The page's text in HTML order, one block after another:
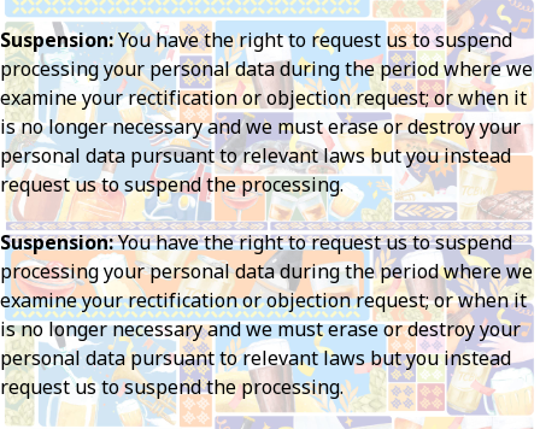
Suspension:You have the right to request us to suspend
processing your personal data during the period where we
examine your rectification or objection request; or when it
is no longer necessary and we must erase or destroy your
personal data pursuant to relevant laws but you instead
request us to suspend the processing.
Suspension:You have the right to request us to suspend
processing your personal data during the period where we
examine your rectification or objection request; or when it
is no longer necessary and we must erase or destroy your
personal data pursuant to relevant laws but you instead
request us to suspend the processing.